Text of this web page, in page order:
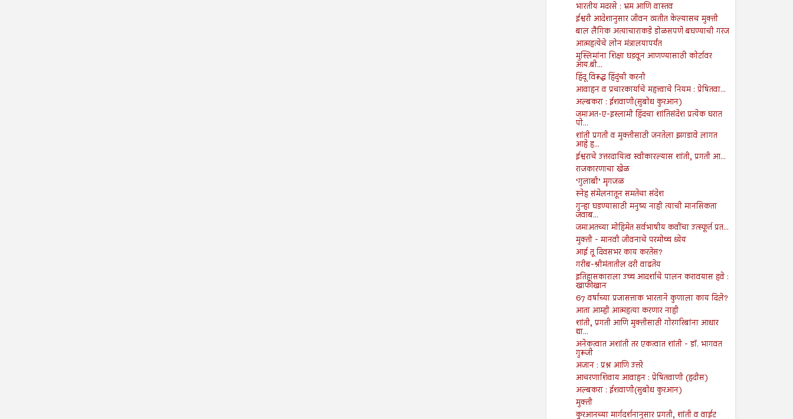
भारतीय मदरसे : भ्रम आणि वास्तव
ईश्वरी आदेशानुसार जीवन व्यतीत केल्यासच मुक्ती
बाल लैंगिक अत्याचाराकडे डोळसपणे बघण्याची गरज
आत्महत्येचे लोन मंत्रालयापर्यंत
मुस्लिमांना शिक्षा घडवून आणण्यासाठी कोर्टावर
आय.बी...
हिंदू विरूद्ध हिंदुंची करनी
आवाहन व प्रचारकार्याचे महत्त्वाचे नियम : प्रेषितवा...
अल्बकरा : ईशवाणी(सुबोध कुरआन)
जमाअत-ए-इस्लामी हिंदचा शांतिसंदेश प्रत्येक घरात
पो...
शांती प्रगती व मुक्तीसाठी जनतेला झगडावे लागत
आहे ह...
ईश्वराचे उत्तरदायित्व स्वीकारल्यास शांती, प्रगती आ...
राजकारणाचा खेळ
‘गुलाबी’ मृगजळ
स्नेह संमेलनातून समतेचा संदेश
गुन्हा घडण्यासाठी मनुष्य नाही त्याची मानसिकता
जवाब...
जमाअतच्या मोहिमेत सर्वभाषीय कवींचा उत्स्फूर्त प्रत...
मुक्ती - मानवी जीवनाचे परमोच्च ध्येय
आई तू दिवसभर काय करतेस?
गरीब-श्रीमंतातील दरी वाढतेय
इतिहासकाराला उच्च आदर्शाचे पालन करावयास हवे :
खाफीखान
67 वर्षाच्या प्रजासत्ताक भारताने कुणाला काय दिले?
आता आम्ही आत्महत्या करणार नाही
शांती, प्रगती आणि मुक्तीसाठी गोरगरिबांना आधार
द्या...
अनेकत्वात अशांती तर एकत्वात शांती - डॉ. भागवत
गुरूजी
अजान : प्रश्न आणि उत्तरे
आचरणाशिवाय आवाहन : प्रेषितवाणी (हदीस)
अल्बकरा : ईशवाणी(सुबोध कुरआन)
मुक्ती
कुरआनच्या मार्गदर्शनानुसार प्रगती, शांती व वाईट